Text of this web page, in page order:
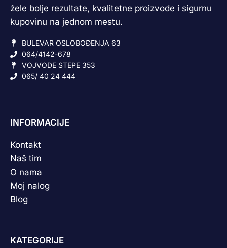
žele bolje rezultate, kvalitetne proizvode i sigurnu
kupovinu na jednom mestu.
BULEVAR OSLOBOĐENJA 63
064/4142-678
VOJVODE STEPE 353
065/ 40 24 444
INFORMACIJE
Kontakt
Naš tim
O nama
Moj nalog
Blog
KATEGORIJE